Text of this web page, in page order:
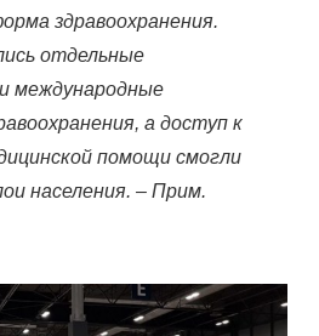
здравоохранения.
отдельные
международные
а доступ к
помощи смогли
населения. – Прим.